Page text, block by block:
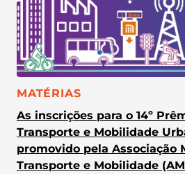
CATEGORIA:
MATÉRIAS
As inscrições para o 14º
Transporte e Mobilidade
promovido pela Associação
Transporte e Mobilidade